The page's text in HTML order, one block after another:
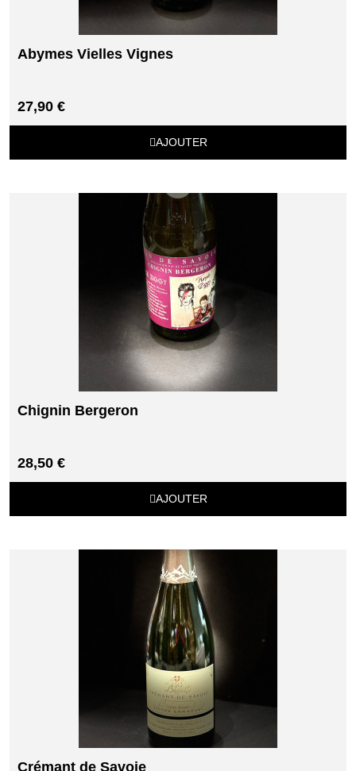
Abymes Vielles Vignes
27,90 €
AJOUTER
Chignin Bergeron
28,50 €
AJOUTER
Crémant de Savoie